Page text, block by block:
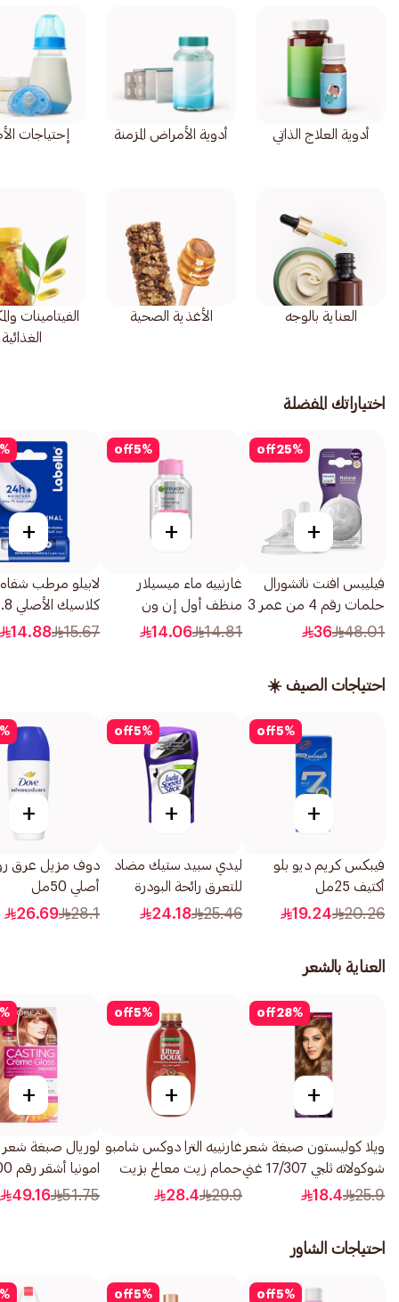
أدوية العلاج الذاتي أدوية الأمراض المزمنة إحتياجات
العناية بالوجه الأغذية الصحية
الفيتامينات
الغذائية
اختياراتك المفضلة
25%
off
+
فيليبس افنت ناتشورال
حلمات رقم 4 من عمر 3
شهور 2قطعة
48.01
36
5%
off
+
غارنييه ماء ميسيلار
منظف أول إن ون
المتكامل لجميع مناطق
14.81
14.06
%
+
لابيلو مرطب شفاه
كلاسيك الأصلي 4.8جم
15.67
14.88
احتياجات الصيف ☀️
5%
off
+
فيبكس كريم ديو بلو
أكتيف 25مل
20.26
19.24
5%
off
+
ليدي سبيد ستيك مضاد
للتعرق رائحة البودرة
المنعشة 40جرام
25.46
24.18
%
+
دوف مزيل عرق
أصلي 50مل
28.1
26.69
العناية بالشعر
28%
off
+
ويلا كوليستون صبغة شعر
شوكولاته ثلجي 17/307 غني
بزيت الأرجان 1عبوة
25.9
18.4
5%
off
+
غارنييه الترا دوكس شامبو
حمام زيت معالج بزيت
الخروع واللوز 600مل
29.9
28.4
%
+
لوريال صبغة
امونيا
1قطعة
51.75
49.16
احتياجات الشاور
5%
off
5%
off
%